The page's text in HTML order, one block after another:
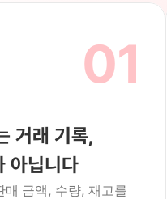
01
거래 기록,
아닙니다
매 금액, 수량, 재고를